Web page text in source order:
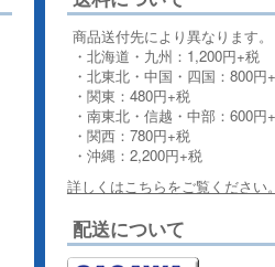
商品送付先により異なります。
・北海道・九州：1,200円+税
・北東北・中国・四国：800円
・関東：480円+税
・南東北・信越・中部：600円
・関西：780円+税
・沖縄：2,200円+税
詳しくはこちらをご覧ください。
配送について